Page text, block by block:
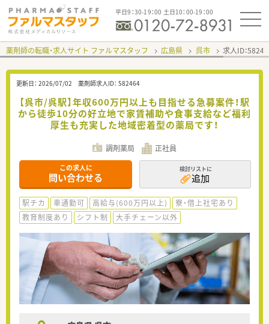
平日9：30-19：00 土日10：00-19：00
薬剤師の転職・求人サイト ファルマスタッフ 広島県 呉市 求人ID：
更新日： 2026/07/02 薬剤師求人ID： 582464
【呉市/呉駅】年収600万円以上も目指せる急募案件！駅
から徒歩10分の好立地で家賃補助や食事支給など福利
厚生も充実した地域密着型の薬局です！
調剤薬局 正社員
この求人に
問い合わせる
検討リストに
追加
駅チカ 車通勤可 高給与(600万円以上)
寮・借上社宅あり
教育制度あり
シフト制 大手チェーン以外